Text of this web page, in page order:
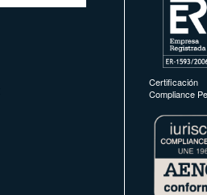
Certificación
Compliance